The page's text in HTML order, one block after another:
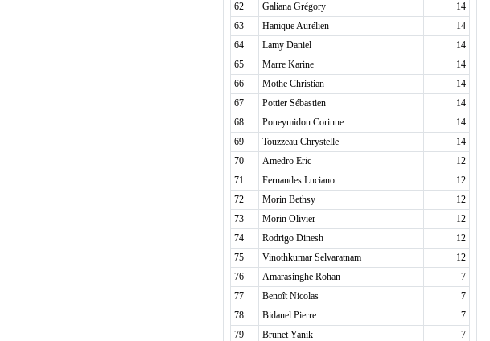
62
Galiana Grégory
14
63
Hanique Aurélien
14
64
Lamy Daniel
14
65
Marre Karine
14
66
Mothe Christian
14
67
Pottier Sébastien
14
68
Poueymidou Corinne
14
69
Touzzeau Chrystelle
14
70
Amedro Eric
12
71
Fernandes Luciano
12
72
Morin Bethsy
12
73
Morin Olivier
12
74
Rodrigo Dinesh
12
75
Vinothkumar Selvaratnam
12
76
Amarasinghe Rohan
7
77
Benoît Nicolas
7
78
Bidanel Pierre
7
79
Brunet Yanik
7